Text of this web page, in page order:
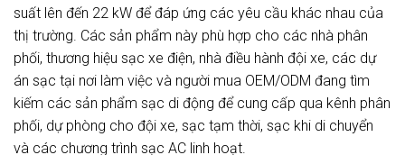
suất lên đến 22 kW để đáp ứng các yêu cầu khác nhau của
thị trường. Các sản phẩm này phù hợp cho các nhà phân
phối, thương hiệu sạc xe điện, nhà điều hành đội xe, các dự
án sạc tại nơi làm việc và người mua OEM/ODM đang tìm
kiếm các sản phẩm sạc di động để cung cấp qua kênh phân
phối, dự phòng cho đội xe, sạc tạm thời, sạc khi di chuyển
và các chương trình sạc AC linh hoạt.